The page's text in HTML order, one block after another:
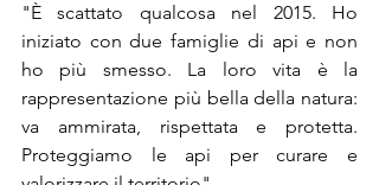
"È scattato qualcosa nel 2015. Ho
iniziato con due famiglie di api e non
ho più smesso. La loro vita è la
rappresentazione più bella della natura:
va ammirata, rispettata e protetta.
Proteggiamo le api per curare e